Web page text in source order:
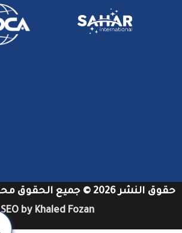
حقوق النشر 2026 © جميع الحقوق محفوظة
SEO by Khaled Fozan